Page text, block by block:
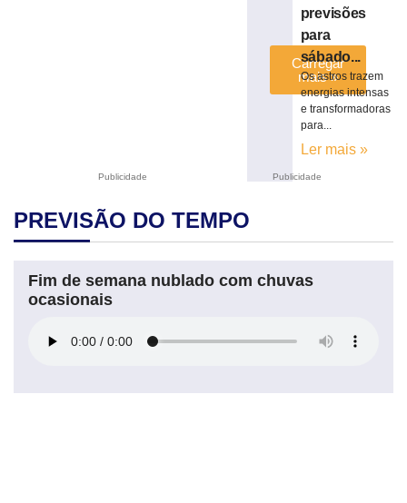
Publicidade
Carregar
mais »
Publicidade
previsões
para
sábado...
Os astros trazem
energias intensas
e transformadoras
para...
Ler mais »
PREVISÃO DO TEMPO
Fim de semana nublado com chuvas
ocasionais